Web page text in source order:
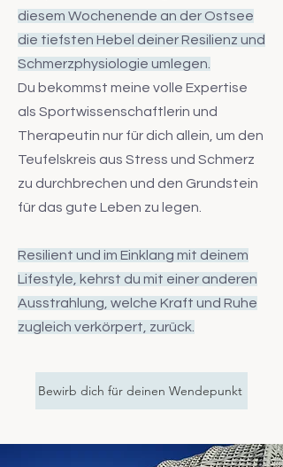
diesem Wochenende an der Ostsee
die tiefsten Hebel deiner Resilienz und
Schmerzphysiologie umlegen.
Du bekommst meine volle Expertise
als Sportwissenschaftlerin und
Therapeutin nur für dich allein, um den
Teufelskreis aus Stress und Schmerz
zu durchbrechen und den Grundstein
für das gute Leben zu legen.
Resilient und im Einklang mit deinem
Lifestyle, kehrst du mit einer anderen
Ausstrahlung, welche Kraft und Ruhe
zugleich verkörpert, zurück.
Bewirb dich für deinen Wendepunkt